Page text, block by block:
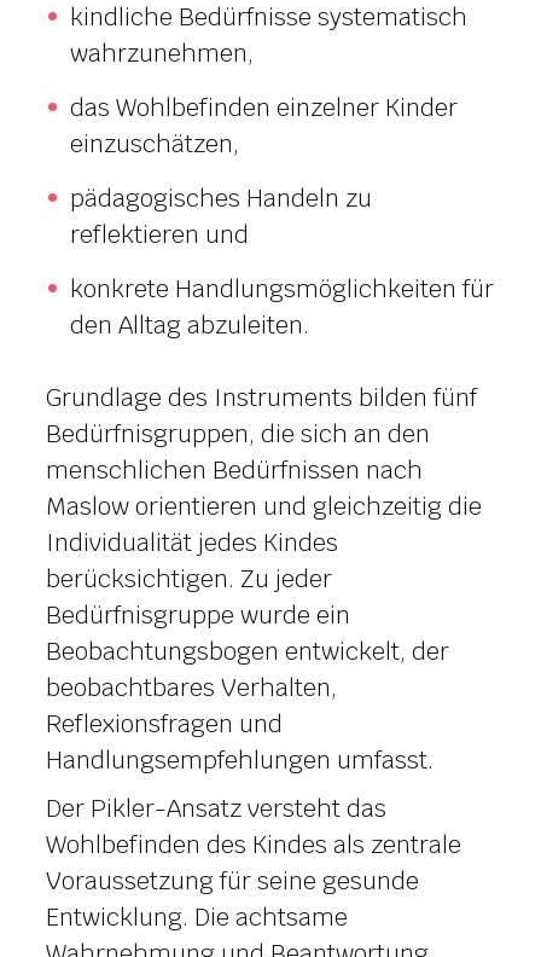
kindliche Bedürfnisse systematisch
wahrzunehmen,
das Wohlbefinden einzelner Kinder
einzuschätzen,
pädagogisches Handeln zu
reflektieren und
konkrete Handlungsmöglichkeiten für
den Alltag abzuleiten.
Grundlage des Instruments bilden fünf
Bedürfnisgruppen, die sich an den
menschlichen Bedürfnissen nach
Maslow orientieren und gleichzeitig die
Individualität jedes Kindes
berücksichtigen. Zu jeder
Bedürfnisgruppe wurde ein
Beobachtungsbogen entwickelt, der
beobachtbares Verhalten,
Reflexionsfragen und
Handlungsempfehlungen umfasst.
Der Pikler-Ansatz versteht das
Wohlbefinden des Kindes als zentrale
Voraussetzung für seine gesunde
Entwicklung. Die achtsame